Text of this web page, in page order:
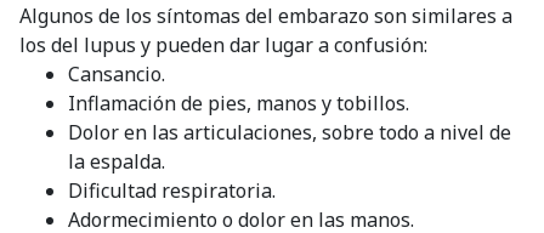
Algunos de los síntomas del embarazo son similares a
los del lupus y pueden dar lugar a confusión:
Cansancio.
Inflamación de pies, manos y tobillos.
Dolor en las articulaciones, sobre todo a nivel de
la espalda.
Dificultad respiratoria.
Adormecimiento o dolor en las manos.